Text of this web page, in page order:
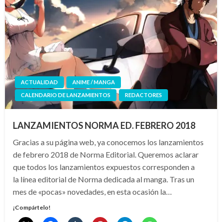
ACTUALIDAD
ANIME / MANGA
CALENDARIO DE LANZAMIENTOS
REDACTORES
LANZAMIENTOS NORMA ED. FEBRERO 2018
Gracias a su página web, ya conocemos los lanzamientos
de febrero 2018 de Norma Editorial. Queremos aclarar
que todos los lanzamientos expuestos corresponden a
la línea editorial de Norma dedicada al manga. Tras un
mes de «pocas» novedades, en esta ocasión la…
¡Compártelo!